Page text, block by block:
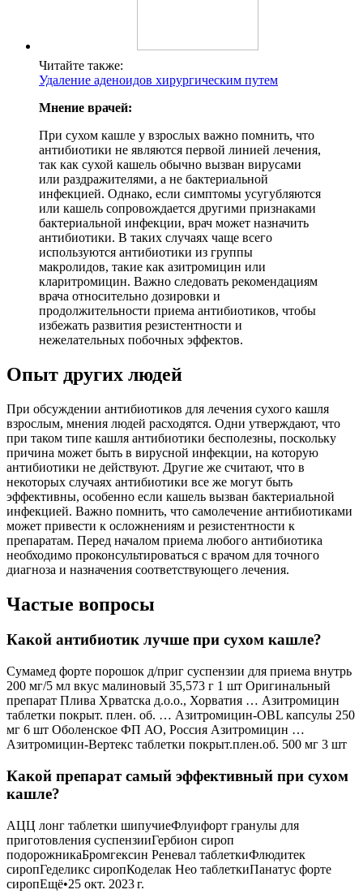
Читайте также:
Удаление аденоидов хирургическим путем
Мнение врачей:
При сухом кашле у взрослых важно помнить, что
антибиотики не являются первой линией лечения,
так как сухой кашель обычно вызван вирусами
или раздражителями, а не бактериальной
инфекцией. Однако, если симптомы усугубляются
или кашель сопровождается другими признаками
бактериальной инфекции, врач может назначить
антибиотики. В таких случаях чаще всего
используются антибиотики из группы
макролидов, такие как азитромицин или
кларитромицин. Важно следовать рекомендациям
врача относительно дозировки и
продолжительности приема антибиотиков, чтобы
избежать развития резистентности и
нежелательных побочных эффектов.
Опыт других людей
При обсуждении антибиотиков для лечения сухого кашля
взрослым, мнения людей расходятся. Одни утверждают, что
при таком типе кашля антибиотики бесполезны, поскольку
причина может быть в вирусной инфекции, на которую
антибиотики не действуют. Другие же считают, что в
некоторых случаях антибиотики все же могут быть
эффективны, особенно если кашель вызван бактериальной
инфекцией. Важно помнить, что самолечение антибиотиками
может привести к осложнениям и резистентности к
препаратам. Перед началом приема любого антибиотика
необходимо проконсультироваться с врачом для точного
диагноза и назначения соответствующего лечения.
Частые вопросы
Какой антибиотик лучше при сухом кашле?
Сумамед форте порошок д/приг суспензии для приема внутрь
200 мг/5 мл вкус малиновый 35,573 г 1 шт Оригинальный
препарат Плива Хрватска д.о.о., Хорватия … Азитромицин
таблетки покрыт. плен. об. … Азитромицин-OBL капсулы 250
мг 6 шт Оболенское ФП АО, Россия Азитромицин …
Азитромицин-Вертекс таблетки покрыт.плен.об. 500 мг 3 шт
Какой препарат самый эффективный при сухом
кашле?
АЦЦ лонг таблетки шипучиеФлуифорт гранулы для
приготовления суспензииГербион сироп
подорожникаБромгексин Реневал таблеткиФлюдитек
сиропГеделикс сиропКоделак Нео таблеткиПанатус форте
сиропЕщё•25 окт. 2023 г.